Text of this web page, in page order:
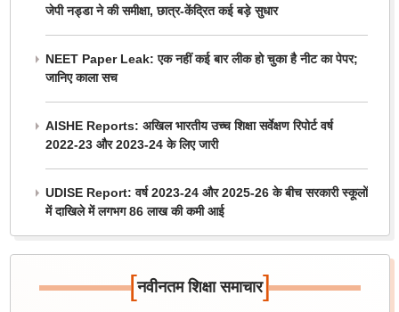
जेपी नड्डा ने की समीक्षा, छात्र-केंद्रित कई बड़े सुधार
NEET Paper Leak: एक नहीं कई बार लीक हो चुका है नीट का पेपर;
जानिए काला सच
AISHE Reports: अखिल भारतीय उच्च शिक्षा सर्वेक्षण रिपोर्ट वर्ष
2022-23 और 2023-24 के लिए जारी
UDISE Report: वर्ष 2023-24 और 2025-26 के बीच सरकारी स्कूलों
में दाखिले में लगभग 86 लाख की कमी आई
[नवीनतम शिक्षा समाचार]